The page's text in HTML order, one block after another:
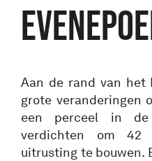
Aan de rand van het
grote veranderingen
een perceel in de
verdichten om 42
uitrusting te bouwen.